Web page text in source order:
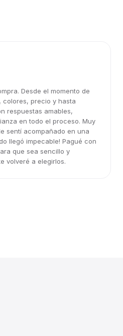
Desde el momento de
colores, precio y hasta
respuestas amables,
en todo el proceso. Muy
sentí acompañado en una
llegó impecable! Pagué con
que sea sencillo y
volveré a elegirlos.